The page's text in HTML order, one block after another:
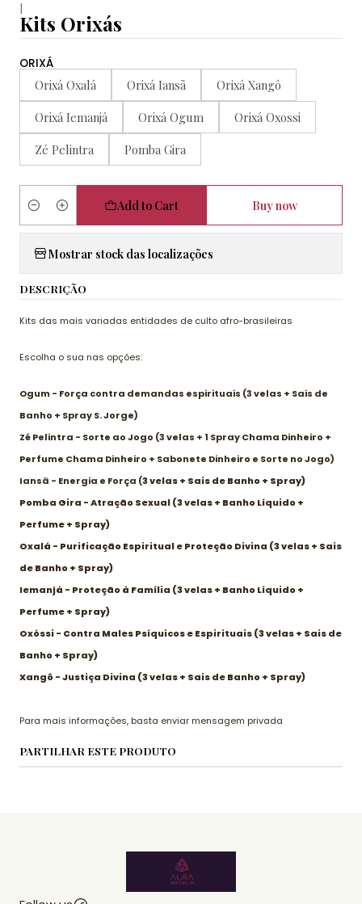
|
Kits Orixás
ORIXÁ
Orixá Oxalá Orixá Iansã
Orixá Xangô
Orixá Iemanjá
Orixá Ogum
Orixá Oxossi
Zé Pelintra
Pomba Gira
Quantity
Add to Cart Buy now
Mostrar stock das localizações
DESCRIÇÃO
Kits das mais variadas entidades de culto afro-brasileiras
Escolha o sua nas opções:
Ogum - Força contra demandas espirituais (3 velas + Sais de
Banho + Spray S. Jorge)
Zé Pelintra - Sorte ao Jogo (3 velas + 1 Spray Chama Dinheiro +
Perfume Chama Dinheiro + Sabonete Dinheiro e Sorte no Jogo)
Iansã - Energia e Força (3 velas + Sais de Banho + Spray)
Pomba Gira - Atração Sexual (3 velas + Banho Líquido +
Perfume + Spray)
Oxalá - Purificação Espiritual e Proteção Divina (3 velas + Sais
de Banho + Spray)
Iemanjá - Proteção à Família (3 velas + Banho Líquido +
Perfume + Spray)
Oxóssi - Contra Males Psíquicos e Espirituais(3 velas + Sais de
Banho + Spray)
Xangô - Justiça Divina (3 velas + Sais de Banho + Spray)
Para mais informações, basta enviar mensagem privada
PARTILHAR ESTE PRODUTO